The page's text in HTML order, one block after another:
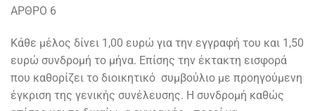
ΑΡΘΡΟ 6
Κάθε μέλος δίνει 1,00 ευρώ για την εγγραφή του και 1,50
ευρώ συνδρομή το μήνα. Επίσης την έκτακτη εισφορά
που καθορίζει το διοικητικό συμβούλιο με προηγούμενη
έγκριση της γενικής συνέλευσης. Η συνδρομή καθώς